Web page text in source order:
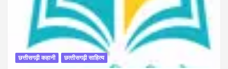
छत्तीसगढ़ी कहानी छत्‍तीसगढ़ी साहित्‍य